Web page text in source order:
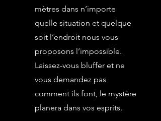
mètres dans n’importe
quelle situation et quelque
soit l’endroit nous vous
proposons l’impossible.
Laissez-vous bluffer et ne
vous demandez pas
comment ils font, le mystère
planera dans vos esprits.